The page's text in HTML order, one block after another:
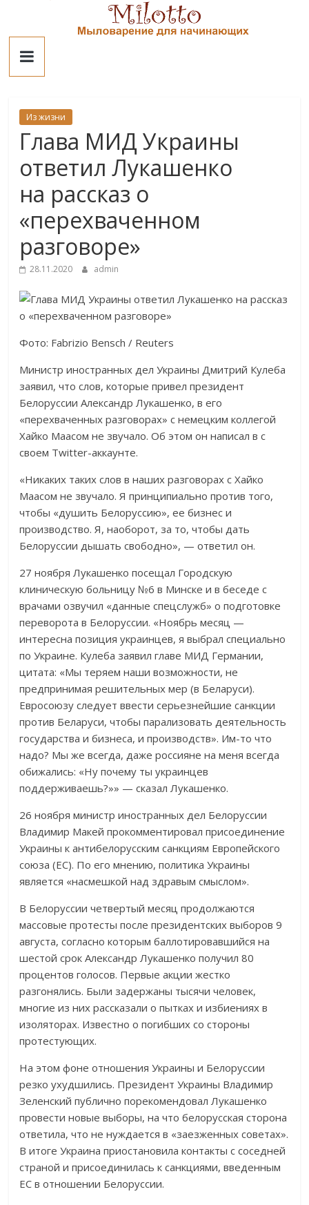
contentМилотто
Из жизни
Глава МИД Украины
ответил Лукашенко
на рассказ о
«перехваченном
разговоре»
28.11.2020 admin
Фото: Fabrizio Bensch / Reuters
Министр иностранных дел Украины Дмитрий Кулеба
заявил, что слов, которые привел президент
Белоруссии Александр Лукашенко, в его
«перехваченных разговорах» с немецким коллегой
Хайко Маасом не звучало. Об этом он написал в с
своем Twitter-аккаунте.
«Никаких таких слов в наших разговорах с Хайко
Маасом не звучало. Я принципиально против того,
чтобы «душить Белоруссию», ее бизнес и
производство. Я, наоборот, за то, чтобы дать
Белоруссии дышать свободно», — ответил он.
27 ноября Лукашенко посещал Городскую
клиническую больницу №6 в Минске и в беседе с
врачами озвучил «данные спецслужб» о подготовке
переворота в Белоруссии. «Ноябрь месяц —
интересна позиция украинцев, я выбрал специально
по Украине. Кулеба заявил главе МИД Германии,
цитата: «Мы теряем наши возможности, не
предпринимая решительных мер (в Беларуси).
Евросоюзу следует ввести серьезнейшие санкции
против Беларуси, чтобы парализовать деятельность
государства и бизнеса, и производств». Им-то что
надо? Мы же всегда, даже россияне на меня всегда
обижались: «Ну почему ты украинцев
поддерживаешь?»» — сказал Лукашенко.
26 ноября министр иностранных дел Белоруссии
Владимир Макей прокомментировал присоединение
Украины к антибелорусским санкциям Европейского
союза (ЕС). По его мнению, политика Украины
является «насмешкой над здравым смыслом».
В Белоруссии четвертый месяц продолжаются
массовые протесты после президентских выборов 9
августа, согласно которым баллотировавшийся на
шестой срок Александр Лукашенко получил 80
процентов голосов. Первые акции жестко
разгонялись. Были задержаны тысячи человек,
многие из них рассказали о пытках и избиениях в
изоляторах. Известно о погибших со стороны
протестующих.
На этом фоне отношения Украины и Белоруссии
резко ухудшились. Президент Украины Владимир
Зеленский публично порекомендовал Лукашенко
провести новые выборы, на что белорусская сторона
ответила, что не нуждается в «заезженных советах».
В итоге Украина приостановила контакты с соседней
страной и присоединилась к санкциями, введенным
ЕС в отношении Белоруссии.